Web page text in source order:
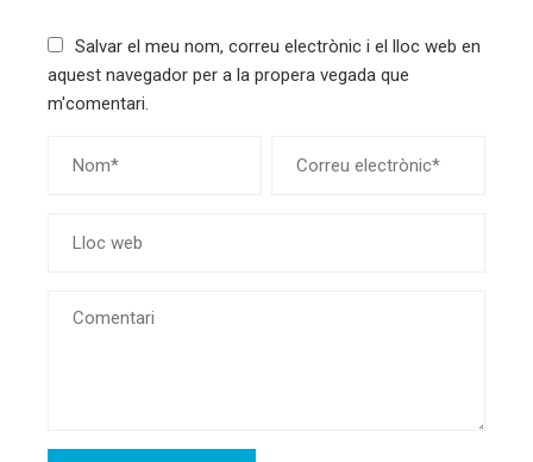
Salvar el meu nom, correu electrònic i el lloc web en
aquest navegador per a la propera vegada que
m'comentari.